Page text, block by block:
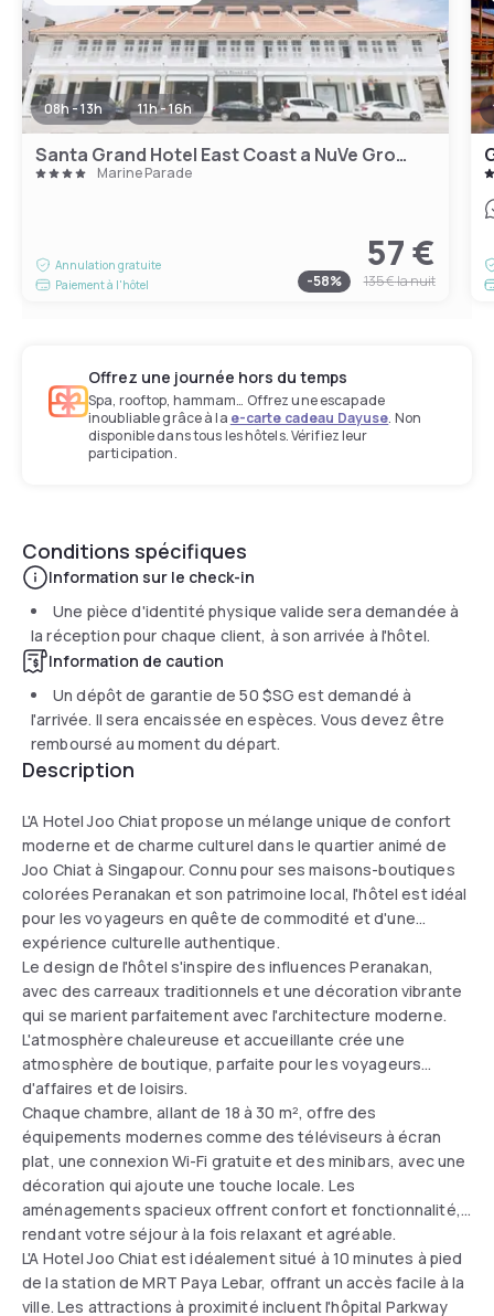
08h - 13h 11h - 16h
Santa Grand Hotel East Coast a NuVe Group Collection
Marine Parade
Annulation gratuite
Paiement à l'hôtel
57 €
-58% 135 €la nuit
Offrez une journée hors du temps
Spa, rooftop, hammam… Offrez une escapade
inoubliable grâce à la e-carte cadeau Dayuse. Non
disponible dans tous les hôtels. Vérifiez leur
participation.
Conditions spécifiques
Information sur le check-in
Une pièce d'identité physique valide sera demandée à
la réception pour chaque client, à son arrivée à l'hôtel.
Information de caution
Un dépôt de garantie de50 $SG est demandé à
l'arrivée. Il sera encaissée en espèces. Vous devez être
remboursé au moment du départ.
Description
L'A Hotel Joo Chiat propose un mélange unique de confort
moderne et de charme culturel dans le quartier animé de
Joo Chiat à Singapour. Connu pour ses maisons-boutiques
colorées Peranakan et son patrimoine local, l'hôtel est idéal
pour les voyageurs en quête de commodité et d'une
expérience culturelle authentique.
Le design de l'hôtel s'inspire des influences Peranakan,
avec des carreaux traditionnels et une décoration vibrante
qui se marient parfaitement avec l'architecture moderne.
L'atmosphère chaleureuse et accueillante crée une
atmosphère de boutique, parfaite pour les voyageurs
d'affaires et de loisirs.
Chaque chambre, allant de 18 à 30 m², offre des
équipements modernes comme des téléviseurs à écran
plat, une connexion Wi-Fi gratuite et des minibars, avec une
décoration qui ajoute une touche locale. Les
aménagements spacieux offrent confort et fonctionnalité,
rendant votre séjour à la fois relaxant et agréable.
L'A Hotel Joo Chiat est idéalement situé à 10 minutes à pied
de la station de MRT Paya Lebar, offrant un accès facile à la
ville. Les attractions à proximité incluent l'hôpital Parkway